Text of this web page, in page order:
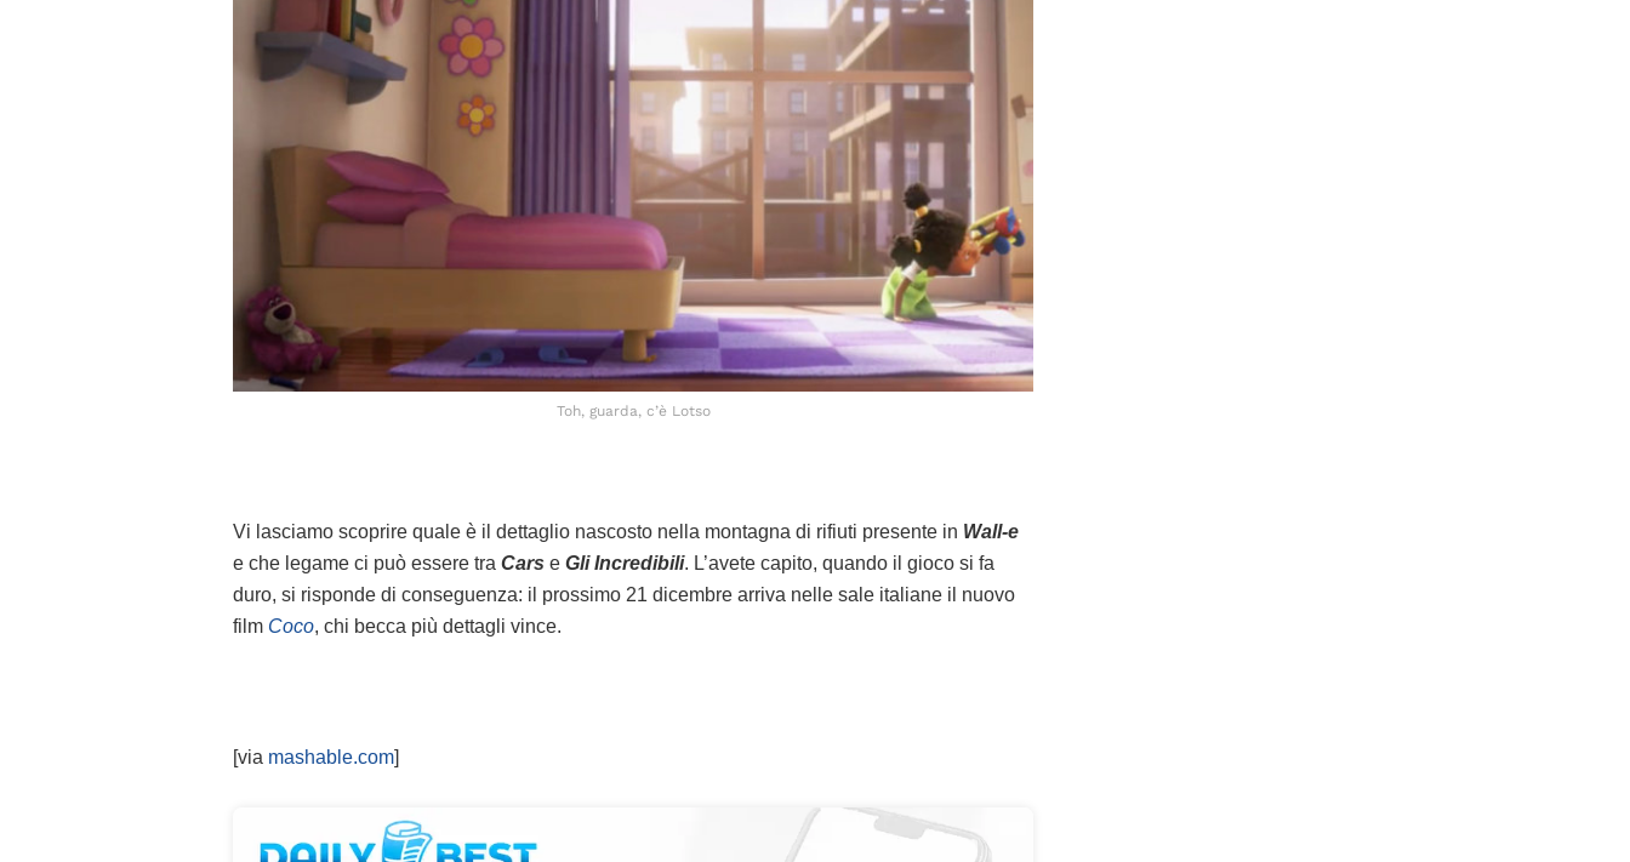
Toh, guarda, c’è Lotso
Vi lasciamo scoprire quale è il dettaglio nascosto nella montagna di rifiuti presente in Wall-e
e che legame ci può essere tra Cars e GliIncredibili. L’avete capito, quando il gioco si fa
duro, si risponde di conseguenza: il prossimo 21 dicembre arriva nelle sale italiane il nuovo
film Coco, chi becca più dettagli vince.
[via mashable.com]